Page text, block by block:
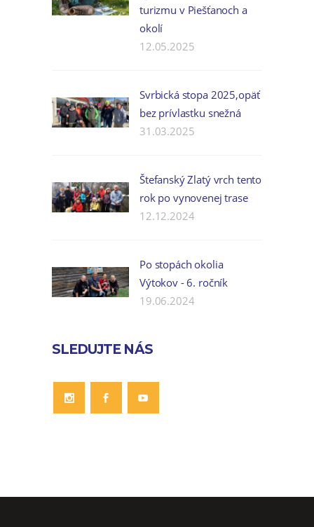
turizmu v Piešťanoch a
okolí
12.05.2025
Svrbická stopa 2025,opäť
bez prívlastku snežná
31.03.2025
Štefanský Zlatý vrch tento
rok po vynovenej trase
12.12.2024
Po stopách okolia
Výtokov - 6. ročník
19.06.2024
SLEDUJTE NÁS